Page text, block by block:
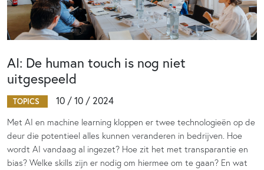
AI: De human touch is nog niet
uitgespeeld
TOPICS 10 / 10 / 2024
Met AI en machine learning kloppen er twee technologieën op de
deur die potentieel alles kunnen veranderen in bedrijven. Hoe
wordt AI vandaag al ingezet? Hoe zit het met transparantie en
bias? Welke skills zijn er nodig om hiermee om te gaan? En wat